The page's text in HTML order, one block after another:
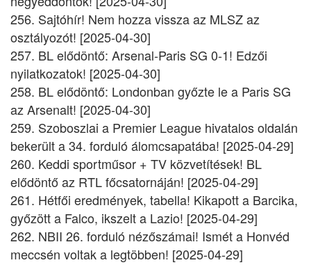
256. Sajtóhír! Nem hozza vissza az MLSZ az
osztályozót! [2025-04-30]
257. BL elődöntő: Arsenal-Paris SG 0-1! Edzői
nyilatkozatok! [2025-04-30]
258. BL elődöntő: Londonban győzte le a Paris SG
az Arsenalt! [2025-04-30]
259. Szoboszlai a Premier League hivatalos oldalán
bekerült a 34. forduló álomcsapatába! [2025-04-29]
260. Keddi sportműsor + TV közvetítések! BL
elődöntő az RTL főcsatornáján! [2025-04-29]
261. Hétfői eredmények, tabella! Kikapott a Barcika,
győzött a Falco, ikszelt a Lazio! [2025-04-29]
262. NBII 26. forduló nézőszámai! Ismét a Honvéd
meccsén voltak a legtöbben! [2025-04-29]